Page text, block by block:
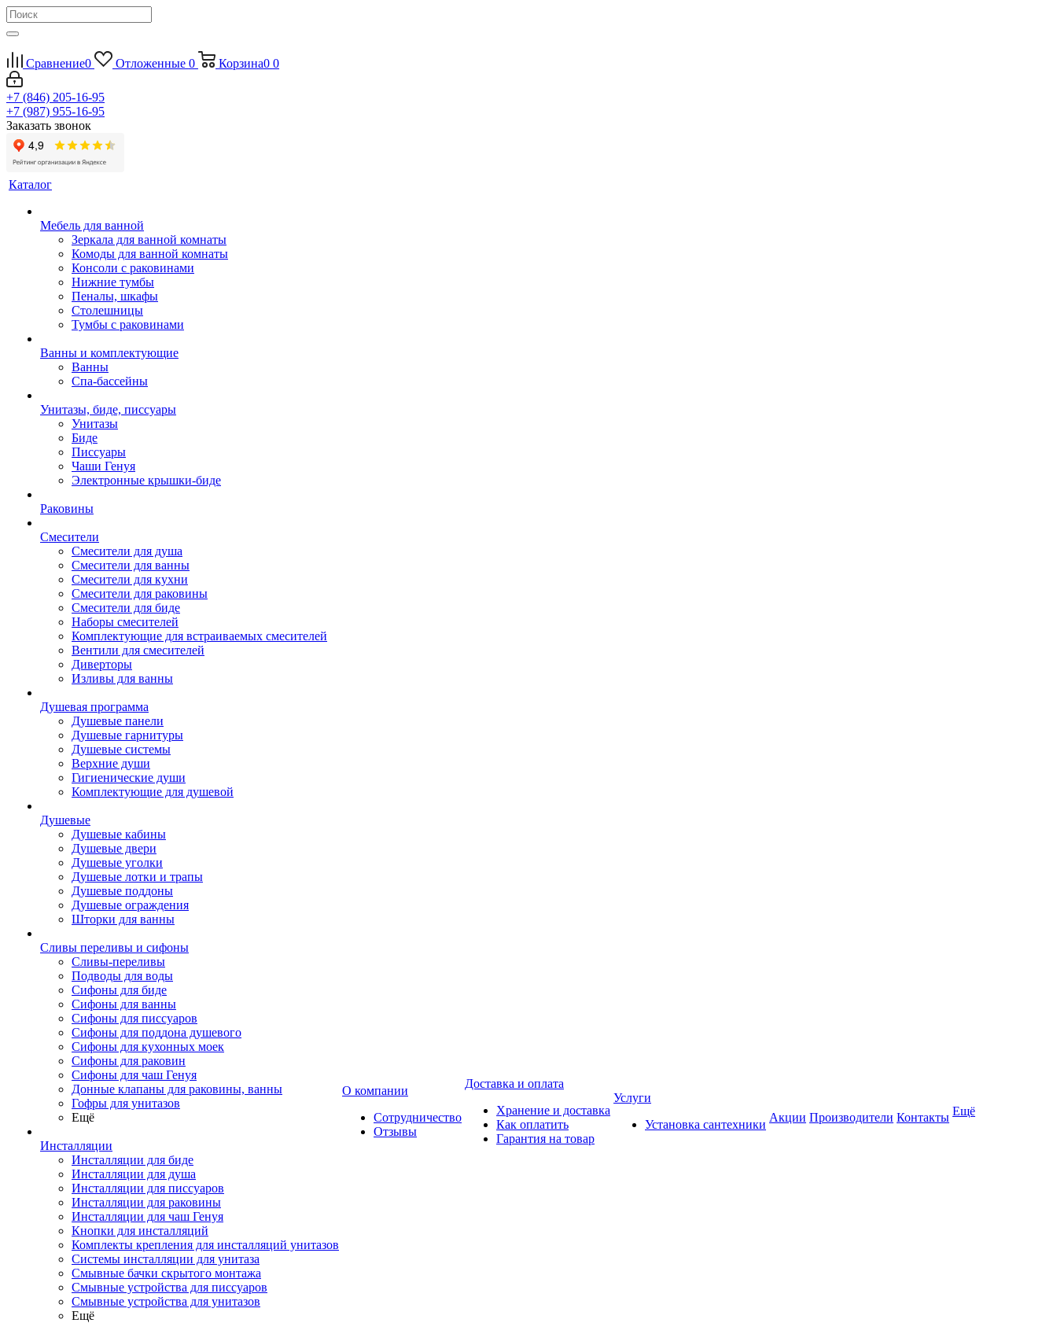
Сравнение0 Отложенные 0 Корзина0 0
+7 (846) 205-16-95
+7 (987) 955-16-95
Заказать звонок
Каталог
Мебель для ванной
Зеркала для ванной комнаты
Комоды для ванной комнаты
Консоли с раковинами
Нижние тумбы
Пеналы, шкафы
Столешницы
Тумбы с раковинами
Ванны и комплектующие
Ванны
Спа-бассейны
Унитазы, биде, писсуары
Унитазы
Биде
Писсуары
Чаши Генуя
Электронные крышки-биде
Раковины
Смесители
Смесители для душа
Смесители для ванны
Смесители для кухни
Смесители для раковины
Смесители для биде
Наборы смесителей
Комплектующие для встраиваемых смесителей
Вентили для смесителей
Диверторы
Изливы для ванны
Душевая программа
Душевые панели
Душевые гарнитуры
Душевые системы
Верхние души
Гигиенические души
Комплектующие для душевой
Душевые
Душевые кабины
Душевые двери
Душевые уголки
Душевые лотки и трапы
Душевые поддоны
Душевые ограждения
Шторки для ванны
Сливы переливы и сифоны
Сливы-переливы
Подводы для воды
Сифоны для биде
Сифоны для ванны
Сифоны для писсуаров
Сифоны для поддона душевого
Сифоны для кухонных моек
Сифоны для раковин
Сифоны для чаш Генуя
Донные клапаны для раковины, ванны
Гофры для унитазов
Ещё
Инсталляции
Инсталляции для биде
Инсталляции для душа
Инсталляции для писсуаров
Инсталляции для раковины
Инсталляции для чаш Генуя
Кнопки для инсталляций
Комплекты крепления для инсталляций унитазов
Системы инсталляции для унитаза
Смывные бачки скрытого монтажа
Смывные устройства для писсуаров
Смывные устройства для унитазов
Ещё
О компании
Сотрудничество
Отзывы
Доставка и оплата
Хранение и доставка
Как оплатить
Гарантия на товар
Услуги
Установка сантехники
Акции Производители Контакты Ещё